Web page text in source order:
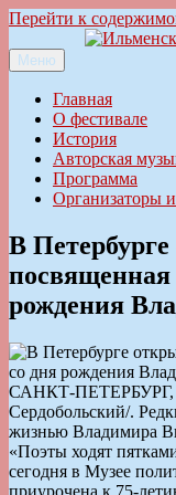
Перейти к
Ильменский
Меню
Главная
О фестивале
История
Авторская
Программа
Организаторы
В
посвященная
рождения
САНКТ-ПЕТЕРБУРГ,
Сердобольский/.
жизнью Владимира
«Поэты ходят
сегодня в Музее
приурочена к 75-